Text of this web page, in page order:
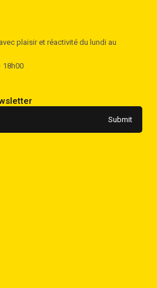
plaisir et réactivité du lundi au
18h00